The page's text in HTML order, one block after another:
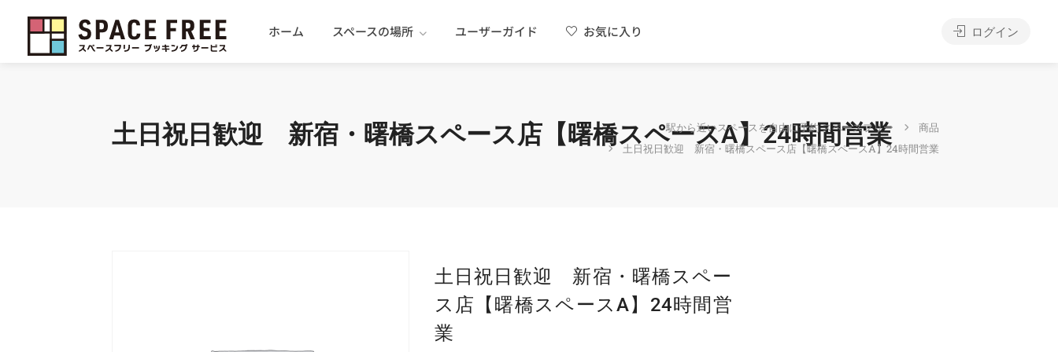
ホーム スペースの場所 ユーザーガイド お気に入り ログイン
土日祝日歓迎 新宿・曙橋スペース店【曙橋スペースA】24時間営業
駅から近いスペースを自由に予約 スペースフリー
商品
土日祝日歓迎 新宿・曙橋スペース店【曙橋スペースA】24時間営業
土日祝日歓迎 新宿・曙橋スペー
ス店【曙橋スペースA】24時間営
業